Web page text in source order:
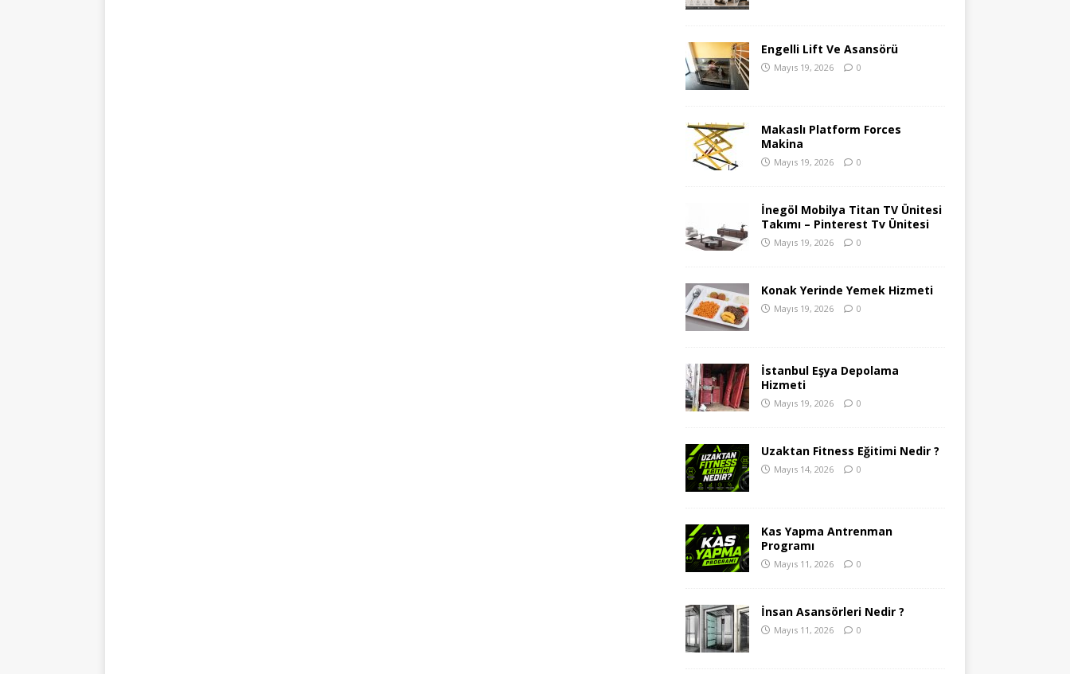
Engelli Lift Ve Asansörü
Mayıs 19, 2026 0
Makaslı Platform Forces
Makina
Mayıs 19, 2026 0
İnegöl Mobilya Titan TV Ünitesi
Takımı – Pinterest Tv Ünitesi
Mayıs 19, 2026 0
Konak Yerinde Yemek Hizmeti
Mayıs 19, 2026 0
İstanbul Eşya Depolama
Hizmeti
Mayıs 19, 2026 0
Uzaktan Fitness Eğitimi Nedir ?
Mayıs 14, 2026 0
Kas Yapma Antrenman
Programı
Mayıs 11, 2026 0
İnsan Asansörleri Nedir ?
Mayıs 11, 2026 0